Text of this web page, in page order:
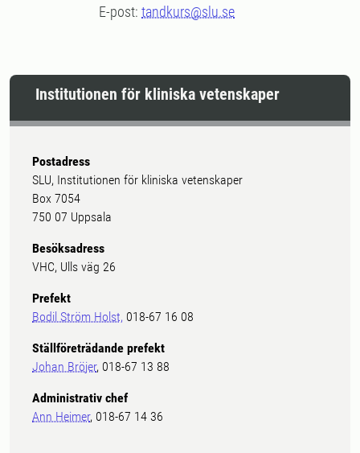
E-post: tandkurs@slu.se
Institutionen för kliniska vetenskaper
Postadress
SLU, Institutionen för kliniska vetenskaper
Box 7054
750 07 Uppsala
Besöksadress
VHC, Ulls väg 26
Prefekt
Bodil Ström Holst, 018-67 16 08
Ställföreträdande prefekt
Johan Bröjer, 018-67 13 88
Administrativ chef
Ann Heimer, 018-67 14 36